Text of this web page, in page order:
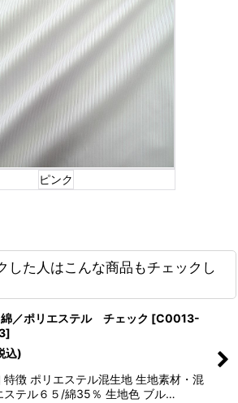
ピンク
した人はこんな商品もチェックし
／ポリエステル チェック [C0013-
]
込)
特徴 ポリエステル混生地 生地素材・混
ステル６５/綿35％ 生地色 ブル…